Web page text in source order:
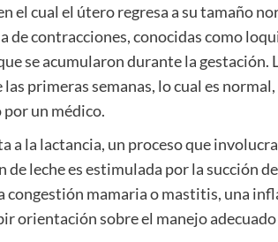
cual el útero regresa a su tamaño
contracciones, conocidas como
se acumularon durante la gestación.
primeras semanas, lo cual es
por un médico.
a la lactancia, un proceso que
leche es estimulada por la succión
congestión mamaria o mastitis, una
orientación sobre el manejo